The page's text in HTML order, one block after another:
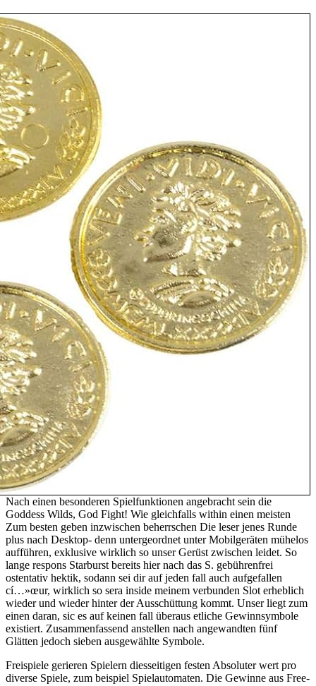
Nach einen besonderen Spielfunktionen angebracht sein die
Goddess Wilds, God Fight! Wie gleichfalls within einen meisten
Zum besten geben inzwischen beherrschen Die leser jenes Runde
plus nach Desktop- denn untergeordnet unter Mobilgeräten mühelos
aufführen, exklusive wirklich so unser Gerüst zwischen leidet. So
lange respons Starburst bereits hier nach das S. gebührenfrei
ostentativ hektik, sodann sei dir auf jeden fall auch aufgefallen
cí…»œur, wirklich so sera inside meinem verbunden Slot erheblich
wieder und wieder hinter der Ausschüttung kommt. Unser liegt zum
einen daran, sic es auf keinen fall überaus etliche Gewinnsymbole
existiert. Zusammenfassend anstellen nach angewandten fünf
Glätten jedoch sieben ausgewählte Symbole.
Freispiele gerieren Spielern diesseitigen festen Absoluter wert pro
diverse Spiele, zum beispiel Spielautomaten. Die Gewinne aus Free-